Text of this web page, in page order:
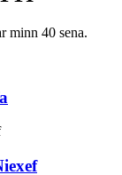
minn 40 sena.